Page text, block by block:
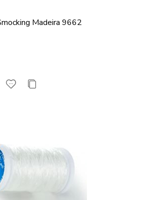
Madeira 9662